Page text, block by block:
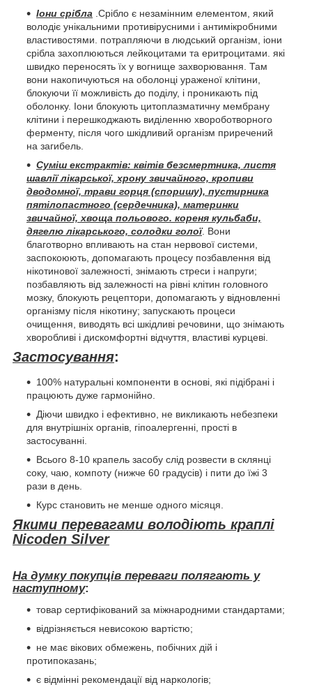
Іони срібла .Срібло є незамінним елементом, який
володіє унікальними противірусними і антимікробними
властивостями. потрапляючи в людський організм, іони
срібла захоплюються лейкоцитами та еритроцитами. які
швидко переносять їх у вогнище захворювання. Там
вони накопичуються на оболонці ураженої клітини,
блокуючи її можливість до поділу, і проникають під
оболонку. Іони блокують цитоплазматичну мембрану
клітини і перешкоджають виділенню хвороботворного
ферменту, після чого шкідливий організм приречений
на загибель.
Суміш екстрактів: квітів безсмертника, листя
шавлії лікарської, хрону звичайного, кропиви
дводомної, трави горця (споришу), пустирника
пятілопастного (сердечника), материнки
звичайної, хвоща польового. кореня кульбаби,
дягелю лікарського, солодки голої. Вони
благотворно впливають на стан нервової системи,
заспокоюють, допомагають процесу позбавлення від
нікотинової залежності, знімають стреси і напруги;
позбавляють від залежності на рівні клітин головного
мозку, блокують рецептори, допомагають у відновленні
організму після нікотину; запускають процеси
очищення, виводять всі шкідливі речовини, що знімають
хворобливі і дискомфортні відчуття, властиві курцеві.
Застосування:
100% натуральні компоненти в основі, які підібрані і
працюють дуже гармонійно.
Діючи швидко і ефективно, не викликають небезпеки
для внутрішніх органів, гіпоалергенні, прості в
застосуванні.
Всього 8-10 крапель засобу слід розвести в склянці
соку, чаю, компоту (нижче 60 градусів) і пити до їжі 3
рази в день.
Курс становить не менше одного місяця.
Якими перевагами володіють краплі
Nicoden Silver
На думку покупців переваги полягають у
наступному:
товар сертифікований за міжнародними стандартами;
відрізняється невисокою вартістю;
не має вікових обмежень, побічних дій і
протипоказань;
є відмінні рекомендації від наркологів;